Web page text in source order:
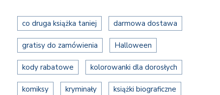
co druga książka taniej darmowa dostawa
gratisy do zamówienia Halloween
kody rabatowe kolorowanki dla dorosłych
komiksy kryminały książki biograficzne